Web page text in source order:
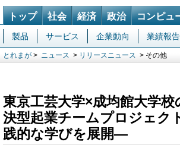
トップ 社会 経済 政治 コンピュ
製品 サービス 企業動向 業績報告
とれまが > ニュース > リリースニュース > その他
東京工芸大学×成均館大学
決型起業チームプロジェ
践的な学びを展開―